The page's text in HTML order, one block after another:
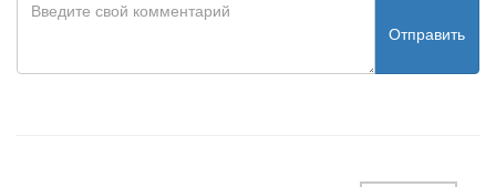
Отправить